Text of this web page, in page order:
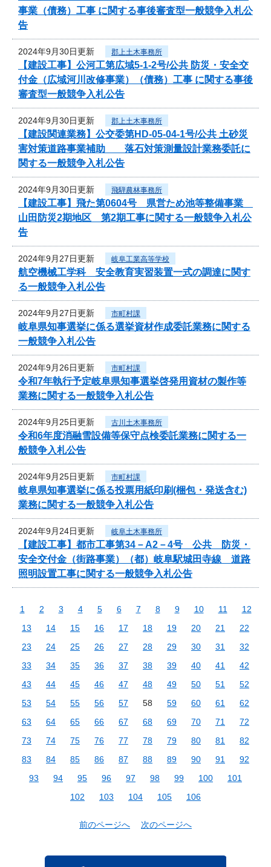
事業（債務）工事 に関する事後審査型一般競争入札公
告
2024年9月30日更新 郡上土木事務所
【建設工事】公河工第広域5-1-2号/公共 防災・安全交
付金（広域河川改修事業）（債務）工事 に関する事後
審査型一般競争入札公告
2024年9月30日更新 郡上土木事務所
【建設関連業務】公交委第HD-05-04-1号/公共 土砂災
害対策道路事業補助 落石対策測量設計業務委託に
関する一般競争入札公告
2024年9月30日更新 飛騨農林事務所
【建設工事】飛た第0604号 県営ため池等整備事業
山田防災2期地区 第2期工事に関する一般競争入札公
告
2024年9月27日更新 岐阜工業高等学校
航空機械工学科 安全教育実習装置一式の調達に関す
る一般競争入札公告
2024年9月27日更新 市町村課
岐阜県知事選挙に係る選挙資材作成委託業務に関する
一般競争入札公告
2024年9月26日更新 市町村課
令和7年執行予定岐阜県知事選挙啓発用資材の製作等
業務に関する一般競争入札公告
2024年9月25日更新 古川土木事務所
令和6年度消融雪設備等保守点検委託業務に関する一
般競争入札公告
2024年9月25日更新 市町村課
岐阜県知事選挙に係る投票用紙印刷(梱包・発送含む)
業務に関する一般競争入札公告
2024年9月24日更新 岐阜土木事務所
【建設工事】都市工事第34－A2－4号 公共 防災・
安全交付金（街路事業）（都）岐阜駅城田寺線 道路
照明設置工事に関する一般競争入札公告
1 2 3 4 5 6 7 8 9 10 11
12
13
14 15 16 17 18 19 20 21
22
23
24 25 26 27 28 29 30 31
32
33
34 35 36 37 38 39 40 41
42
43
44 45 46 47 48 49 50 51
52
53
54 55 56 57 58 59 60 61
62
63
64 65 66 67 68 69 70 71
72
73
74 75 76 77 78 79 80 81
82
83
84 85 86 87 88 89 90 91
92
93
94 95 96 97 98 99 100
101
102
103 104 105 106
前のページへ 次のページへ